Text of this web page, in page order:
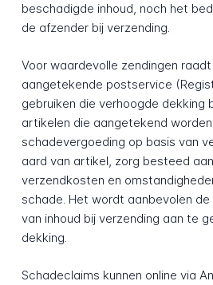
beschadigde inhoud, noch het
de afzender bij verzending.
Voor waardevolle zendingen
aangetekende postservice
gebruiken die verhoogde dekking
artikelen die aangetekend
schadevergoeding op basis van
aard van artikel, zorg besteed
verzendkosten en
schade. Het wordt aanbevolen
van inhoud bij verzending aan te
dekking.
Schadeclaims kunnen online via